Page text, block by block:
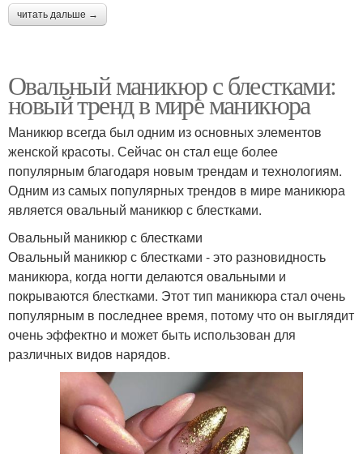
читать дальше →
Овальный маникюр с блестками:
новый тренд в мире маникюра
Маникюр всегда был одним из основных элементов
женской красоты. Сейчас он стал еще более
популярным благодаря новым трендам и технологиям.
Одним из самых популярных трендов в мире маникюра
является овальный маникюр с блестками.
Овальный маникюр с блестками
Овальный маникюр с блестками - это разновидность
маникюра, когда ногти делаются овальными и
покрываются блестками. Этот тип маникюра стал очень
популярным в последнее время, потому что он выглядит
очень эффектно и может быть использован для
различных видов нарядов.